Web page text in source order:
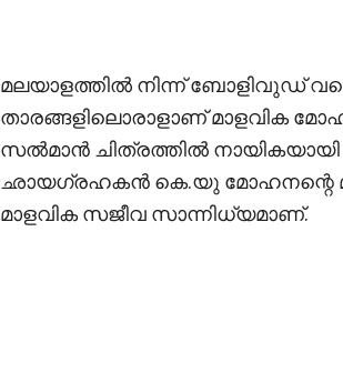
മലയാളത്തില്‍ നിന്ന് ബോളിവുഡ്
താരങ്ങളിലൊരാളാണ് മാളവിക
സല്‍മാന്‍ ചിത്രത്തില്‍ നായികയായി
ഛായഗ്രഹകന്‍ കെ.യു മോഹനന്റെ
മാളവിക സജീവ സാന്നിധ്യമാണ്.